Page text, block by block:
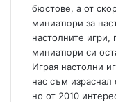
бюстове, а от
миниатюри за
настолните игри,
миниатюри си
Играя настолни
нас съм израснал
но от 2010